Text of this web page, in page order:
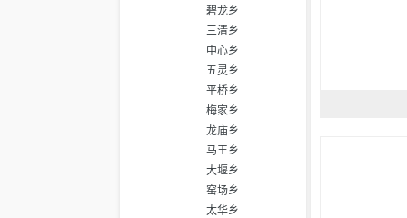
碧龙乡
三清乡
中心乡
五灵乡
平桥乡
梅家乡
龙庙乡
马王乡
大堰乡
窑场乡
太华乡